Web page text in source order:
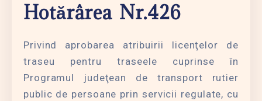
Hotărârea Nr.426
Privind aprobarea atribuirii licenţelor de
traseu pentru traseele cuprinse în
Programul judeţean de transport rutier
public de persoane prin servicii regulate, cu